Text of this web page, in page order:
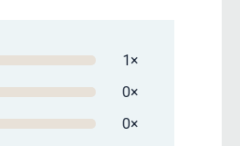
1×
0×
0×